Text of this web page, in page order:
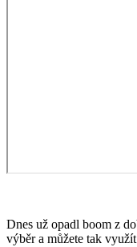
Dnes už opadl boom z
výběr a můžete tak